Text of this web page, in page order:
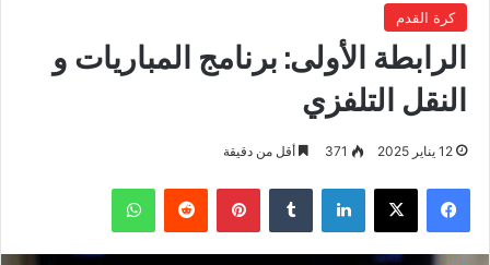
كرة القدم
الرابطة الأولى: برنامج المباريات و
النقل التلفزي
12 يناير 2025 371 أقل من دقيقة
فيسبوك ‫X لينكدإن بينتيريست واتساب